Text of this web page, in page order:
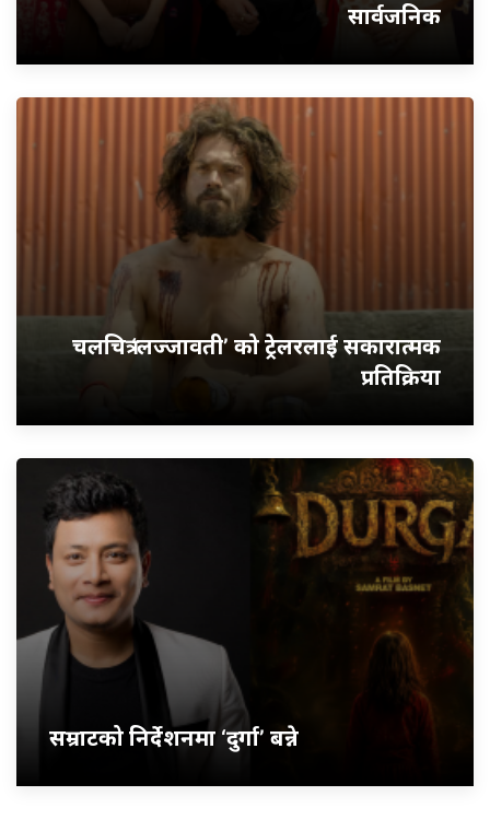
सार्वजनिक
चलचित्र ‘लज्जावती’ को ट्रेलरलाई सकारात्मक
प्रतिक्रिया
सम्राटको निर्देशनमा ‘दुर्गा’ बन्ने